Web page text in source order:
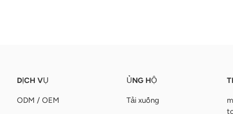
DỊCH VỤ
ODM / OEM
ỦNG HỘ
Tải xuống